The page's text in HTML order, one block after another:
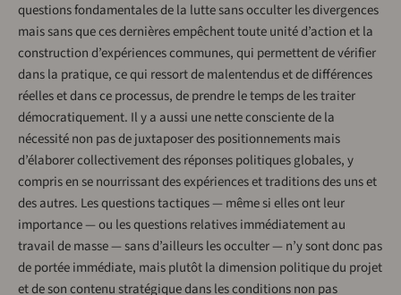
questions fondamentales de la lutte sans occulter les divergences
mais sans que ces dernières empêchent toute unité d’action et la
construction d’expériences communes, qui permettent de vérifier
dans la pratique, ce qui ressort de malentendus et de différences
réelles et dans ce processus, de prendre le temps de les traiter
démocratiquement. Il y a aussi une nette consciente de la
nécessité non pas de juxtaposer des positionnements mais
d’élaborer collectivement des réponses politiques globales, y
compris en se nourrissant des expériences et traditions des uns et
des autres. Les questions tactiques — même si elles ont leur
importance — ou les questions relatives immédiatement au
travail de masse — sans d’ailleurs les occulter — n’y sont donc pas
de portée immédiate, mais plutôt la dimension politique du projet
et de son contenu stratégique dans les conditions non pas